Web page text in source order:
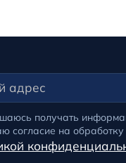
получать
согласие на